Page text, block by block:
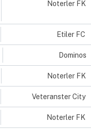
Noterler FK
Etiler FC
Dominos
Noterler FK
Veteranster City
Noterler FK